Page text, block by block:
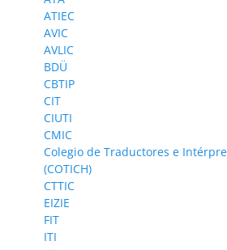
ATIEC
AVIC
AVLIC
BDÜ
CBTIP
CIT
CIUTI
CMIC
Colegio de Traductores e
(COTICH)
CTTIC
EIZIE
FIT
ITI